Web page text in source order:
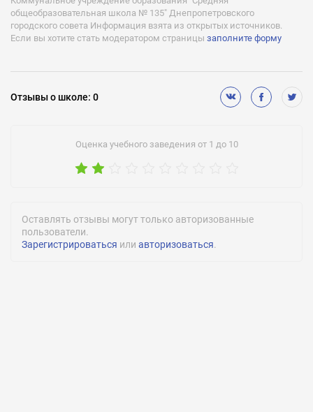
общеобразовательная школа № 135" Днепропетровского
городского совета Информация взята из открытых источников.
Если вы хотите стать модератором страницы заполните форму
Отзывыо школе: 0
Оценка учебного заведения от 1 до 10
Оставлять отзывы могут только авторизованные
пользователи.
Зарегистрироваться или авторизоваться.